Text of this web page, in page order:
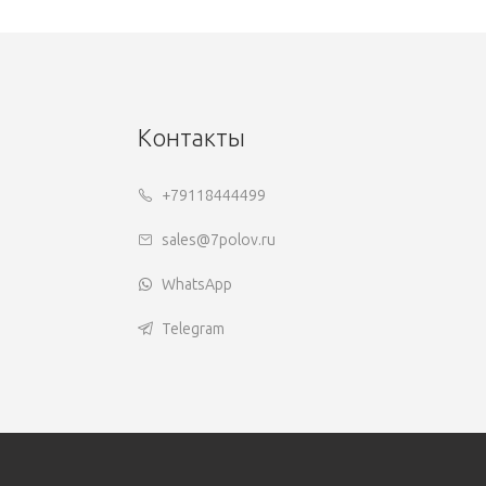
Контакты
+79118444499
sales@7polov.ru
WhatsApp
Telegram